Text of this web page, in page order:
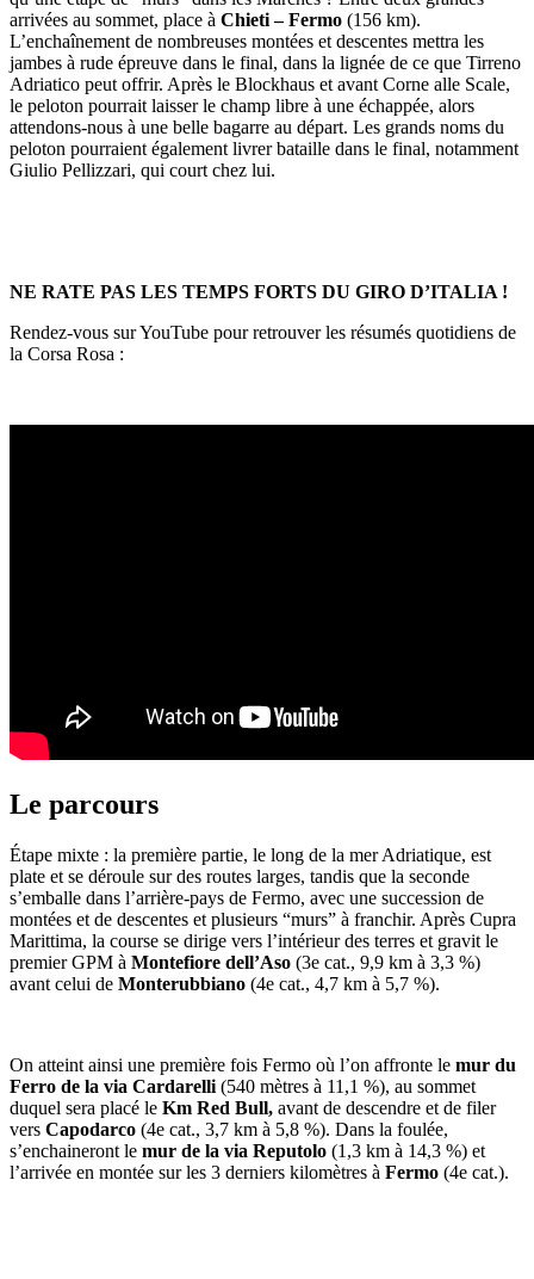
arrivées au sommet, place à Chieti – Fermo (156 km).
L’enchaînement de nombreuses montées et descentes mettra les
jambes à rude épreuve dans le final, dans la lignée de ce que Tirreno
Adriatico peut offrir. Après le Blockhaus et avant Corne alle Scale,
le peloton pourrait laisser le champ libre à une échappée, alors
attendons-nous à une belle bagarre au départ. Les grands noms du
peloton pourraient également livrer bataille dans le final, notamment
Giulio Pellizzari, qui court chez lui.
NE RATE PAS LES TEMPS FORTS DU GIRO D’ITALIA !
Rendez-vous sur YouTube pour retrouver les résumés quotidiens de
la Corsa Rosa :
Le parcours
Étape mixte : la première partie, le long de la mer Adriatique, est
plate et se déroule sur des routes larges, tandis que la seconde
s’emballe dans l’arrière-pays de Fermo, avec une succession de
montées et de descentes et plusieurs “murs” à franchir. Après Cupra
Marittima, la course se dirige vers l’intérieur des terres et gravit le
premier GPM à Montefiore dell’Aso (3e cat., 9,9 km à 3,3 %)
avant celui de Monterubbiano (4e cat., 4,7 km à 5,7 %).
On atteint ainsi une première fois Fermo où l’on affronte le mur du
Ferro de la via Cardarelli (540 mètres à 11,1 %), au sommet
duquel sera placé le Km Red Bull, avant de descendre et de filer
vers Capodarco (4e cat., 3,7 km à 5,8 %). Dans la foulée,
s’enchaineront le mur de la via Reputolo (1,3 km à 14,3 %) et
l’arrivée en montée sur les 3 derniers kilomètres à Fermo (4e cat.).